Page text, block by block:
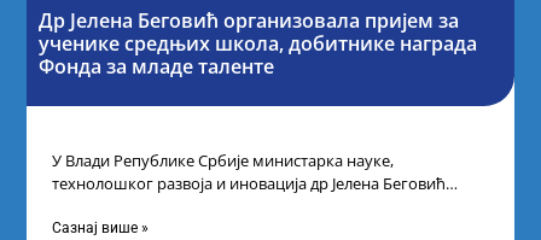
Др Јелена Беговић организовала пријем за
ученике средњих школа, добитнике награда
Фонда за младе таленте
У Влади Републике Србије министарка науке,
технолошког развоја и иновација др Јелена Беговић
Сазнај више »